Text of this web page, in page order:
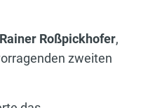
Rainer Roßpickhofer,
zweiten